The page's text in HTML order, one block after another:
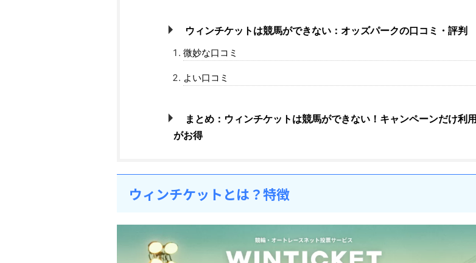
ウィンチケットは競馬ができない：オッズパークの口コミ・評判
微妙な口コミ
よい口コミ
まとめ：ウィンチケットは競馬ができない！キャンペーンだけ利用
がお得
ウィンチケットとは？特徴